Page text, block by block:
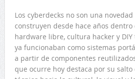
Los cyberdecks no son una
construyen desde hace años
hardware libre, cultura hacker y DIY
ya funcionaban como sistemas
a partir de componentes
que ocurre hoy destaca por su